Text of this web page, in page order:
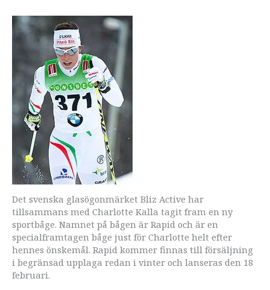
Det svenska glasögonmärket Bliz Active har
tillsammans med Charlotte Kalla tagit fram en ny
sportbåge. Namnet på bågen är Rapid och är en
specialframtagen båge just för Charlotte helt efter
hennes önskemål. Rapid kommer finnas till försäljning
i begränsad upplaga redan i vinter och lanseras den 18
februari.